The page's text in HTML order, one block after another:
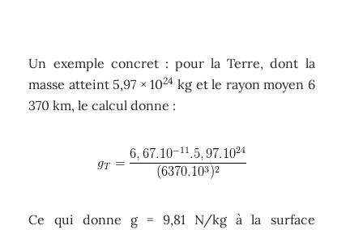
Un exemple concret : pour la Terre, dont la
masse atteint 5,97 × 1024 kg et le rayon moyen 6
370 km, le calcul donne :
Ce qui donne g = 9,81 N/kg à la surface